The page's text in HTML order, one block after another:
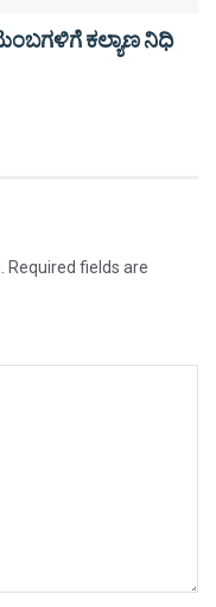
ಕಲ್ಯಾಣ ನಿಧಿ
Required fields are